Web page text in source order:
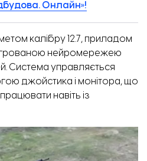
Онлайн»!
калібру 12.7, приладом
нейромережею
Система управляється
джойстика і монітора, що
навіть із